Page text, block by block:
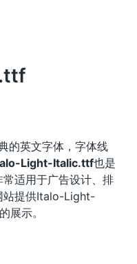
的英文字体，字体线
Light-Italic.ttf也是
适用于广告设计、排
站提供Italo-Light-
展示。